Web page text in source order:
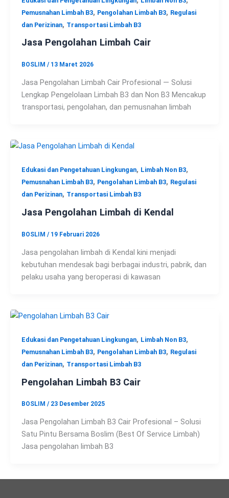
Pemusnahan Limbah B3, Pengolahan Limbah B3, Regulasi
dan Perizinan, Transportasi Limbah B3
Jasa Pengolahan Limbah Cair
BOSLIM / 13 Maret 2026
Jasa Pengolahan Limbah Cair Profesional — Solusi
Lengkap Pengelolaan Limbah B3 dan Non B3 Mencakup
transportasi, pengolahan, dan pemusnahan limbah
Edukasi dan Pengetahuan Lingkungan, Limbah Non B3,
Pemusnahan Limbah B3, Pengolahan Limbah B3, Regulasi
dan Perizinan, Transportasi Limbah B3
Jasa Pengolahan Limbah di Kendal
BOSLIM / 19 Februari 2026
Jasa pengolahan limbah di Kendal kini menjadi
kebutuhan mendesak bagi berbagai industri, pabrik, dan
pelaku usaha yang beroperasi di kawasan
Edukasi dan Pengetahuan Lingkungan, Limbah Non B3,
Pemusnahan Limbah B3, Pengolahan Limbah B3, Regulasi
dan Perizinan, Transportasi Limbah B3
Pengolahan Limbah B3 Cair
BOSLIM / 23 Desember 2025
Jasa Pengolahan Limbah B3 Cair Profesional – Solusi
Satu Pintu Bersama Boslim (Best Of Service Limbah)
Jasa pengolahan limbah B3